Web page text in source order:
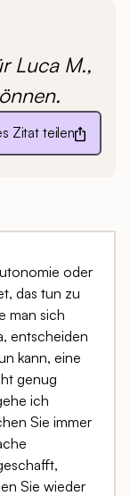
Luca M.,
Zitat teilen
oder
das tun zu
man sich
entscheiden
kann, eine
genug
ich
Sie immer
Sie wieder